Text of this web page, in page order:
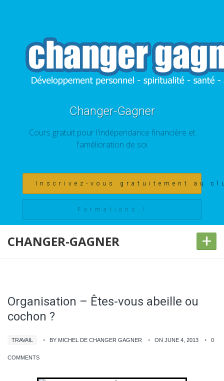
Changer-Gagner
Cours gratuit pour l'indépendance financière et
l'amélioration de soi
Inscrivez-vous gratuitement au
Formations !
CHANGER-GAGNER +
Organisation – Êtes-vous abeille ou
cochon ?
TRAVAIL BY MICHEL DE CHANGER GAGNER ON JUNE 4, 2013 0
COMMENTS